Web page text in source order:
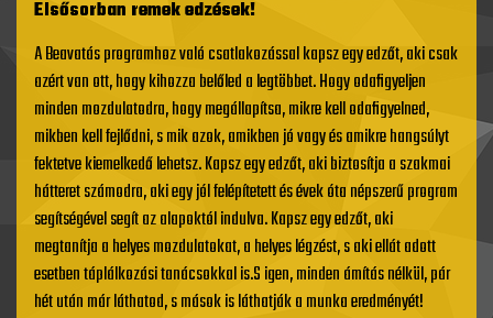
Elsősorban remek edzések!
A Beavatás programhoz való csatlakozással kapsz egyedzőt, aki csak
azért van ott, hogy kihozza belőled a legtöbbet. Hogy odafigyeljen
minden mozdulatodra, hogy megállapítsa, mikre kell odafigyelned,
mikben kell fejlődni, s mik azok, amikben jó vagy és amikre hangsúlyt
fektetve kiemelkedő lehetsz. Kapsz egy edzőt, aki biztosítja a szakmai
hátteret számodra, aki egy jól felépítetett és évek óta népszerű program
segítségével segít az alapoktól indulva. Kapsz egy edzőt, aki
megtanítja a helyes mozdulatokat, a helyes légzést, s aki ellát adott
esetben táplálkozási tanácsokkal is.S igen, minden ámítás nélkül, pár
hét után már láthatod, s mások is láthatják a munka eredményét!